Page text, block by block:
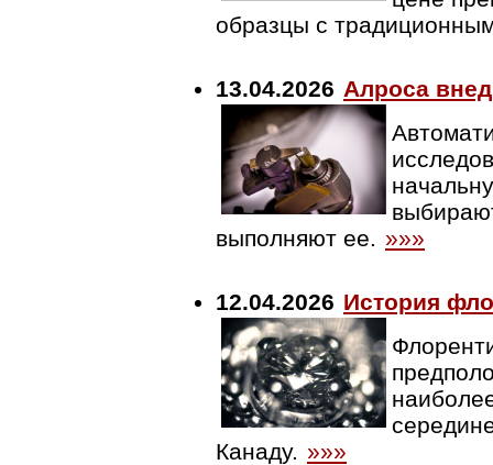
образцы с
13.04.2026 Алроса
выполняют ее. »»»
12.04.2026 История
Канаду. »»»